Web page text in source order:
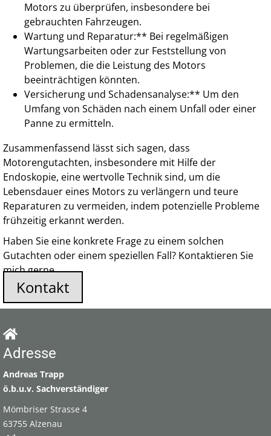
Motors zu überprüfen, insbesondere bei
gebrauchten Fahrzeugen.
Wartung und Reparatur:** Bei regelmäßigen
Wartungsarbeiten oder zur Feststellung von
Problemen, die die Leistung des Motors
beeinträchtigen könnten.
Versicherung und Schadensanalyse:** Um den
Umfang von Schäden nach einem Unfall oder einer
Panne zu ermitteln.
Zusammenfassend lässt sich sagen, dass
Motorengutachten, insbesondere mit Hilfe der
Endoskopie, eine wertvolle Technik sind, um die
Lebensdauer eines Motors zu verlängern und teure
Reparaturen zu vermeiden, indem potenzielle Probleme
frühzeitig erkannt werden.
Haben Sie eine konkrete Frage zu einem solchen
Gutachten oder einem speziellen Fall? Kontaktieren Sie
mich gerne.
Kontakt
Adresse
Andreas Trapp
ö.b.u.v. Sachverständiger
Mömbriser Strasse 4
63755 Alzenau